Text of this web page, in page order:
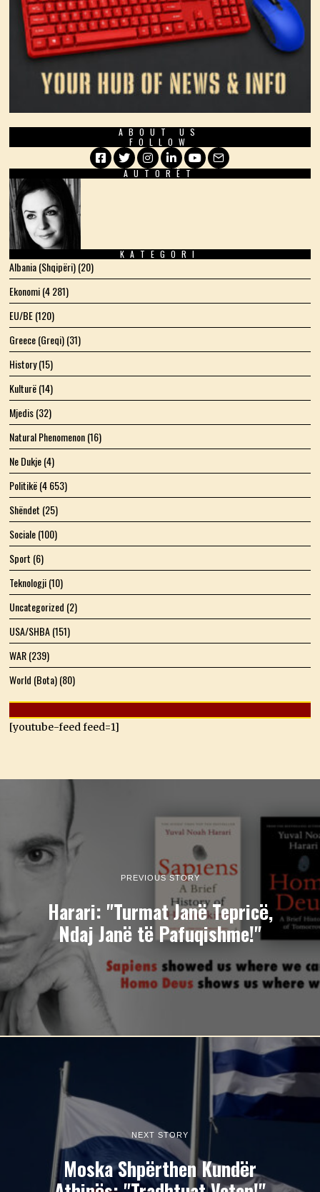
ABOUT US
FOLLOW
Facebook
TwitterInstagram
LinkedIn
YouTube
Email
AUTORËT
KATEGORI
Albania (Shqipëri)(20)
Ekonomi(4 281)
EU/BE(120)
Greece (Greqi)(31)
History(15)
Kulturë(14)
Mjedis(32)
Natural Phenomenon(16)
Ne Dukje(4)
Politikë(4 653)
Shëndet (25)
Sociale(100)
Sport (6)
Teknologji(10)
Uncategorized (2)
USA/SHBA(151)
WAR(239)
World (Bota)(80)
[youtube-feed feed=1]
PREVIOUS STORY
Harari: "Turmat Janë Tepricë,
Ndaj Janë të Pafuqishme!"
NEXT STORY
Moska Shpërthen Kundër